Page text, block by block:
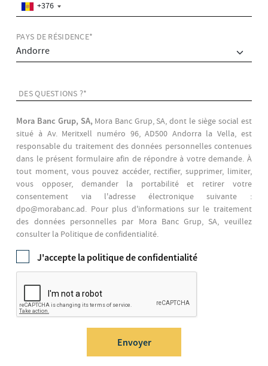
+376
PAYS DE RÉSIDENCE*
DES QUESTIONS ?*
Mora Banc Grup, SA, Mora Banc Grup, SA, dont le siège social est
situé à Av. Meritxell numéro 96, AD500 Andorra la Vella, est
responsable du traitement des données personnelles contenues
dans le présent formulaire afin de répondre à votre demande. À
tout moment, vous pouvez accéder, rectifier, supprimer, limiter,
vous opposer, demander la portabilité et retirer votre
consentement via l'adresse électronique suivante :
dpo@morabanc.ad. Pour plus d'informations sur le traitement
des données personnelles par Mora Banc Grup, SA, veuillez
consulter la Politique de confidentialité.
J'accepte la politique de confidentialité
Envoyer